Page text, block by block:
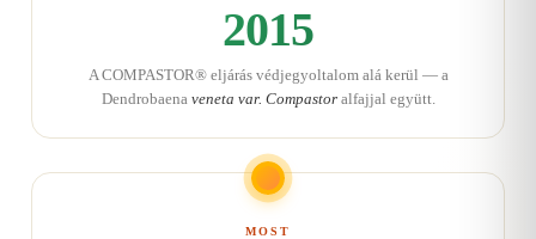
2015
A COMPASTOR® eljárás védjegyoltalom alá kerül — a
Dendrobaena veneta var. Compastoralfajjal együtt.
MOST